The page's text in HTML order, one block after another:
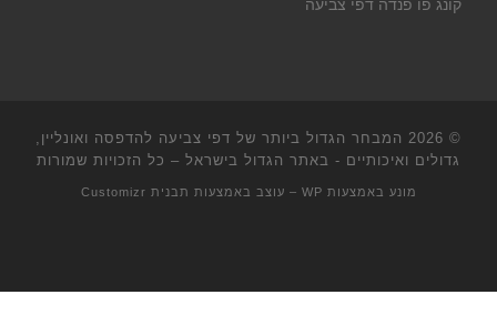
קונג פו פנדה דפי צביעה
© 2026
המבחר הגדול ביותר של דפי צביעה להדפסה ואונליין,
גדולים ואיכותיים - באתר הגדול בישראל – כל הזכויות שמורות
מונע באמצעות WP – עוצב באמצעות תבנית Customizr